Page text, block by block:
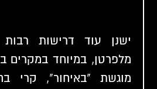
ישנן עוד דרישות
מלפרטן, במיוחד במקרים